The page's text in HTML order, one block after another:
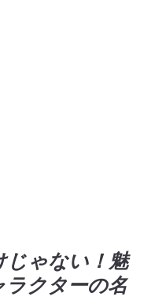
じゃない！魅
ラクターの名